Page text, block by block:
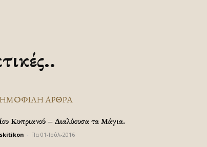
ΑΡΘΡΑ
Κυπριανού – Διαλύουσα τα Μάγια.
Πα 01-Ιούλ-2016